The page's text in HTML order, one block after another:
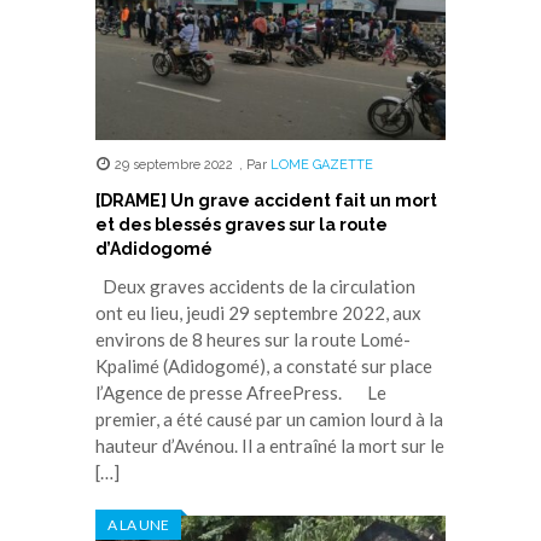
29 septembre 2022 , Par LOME GAZETTE
[DRAME] Un grave accident fait un mort
et des blessés graves sur la route
d’Adidogomé
Deux graves accidents de la circulation
ont eu lieu, jeudi 29 septembre 2022, aux
environs de 8 heures sur la route Lomé-
Kpalimé (Adidogomé), a constaté sur place
l’Agence de presse AfreePress. Le
premier, a été causé par un camion lourd à la
hauteur d’Avénou. Il a entraîné la mort sur le
[…]
A LA UNE